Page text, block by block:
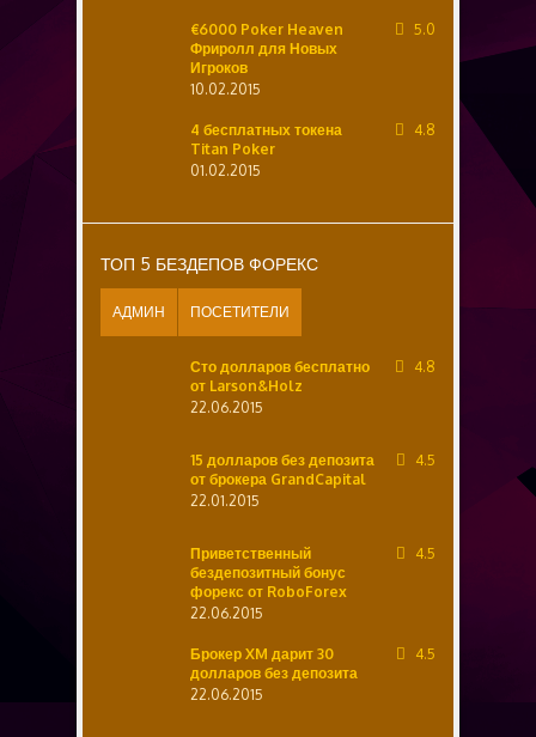
€6000 Poker Heaven
Фриролл для Новых
Игроков
10.02.2015
5.0
4 бесплатных токена
Titan Poker
01.02.2015
4.8
ТОП 5 БЕЗДЕПОВ ФОРЕКС
АДМИН ПОСЕТИТЕЛИ
Сто долларов бесплатно
от Larson&Holz
22.06.2015
4.8
15 долларов без депозита
от брокера GrandCapital
22.01.2015
4.5
Приветственный
бездепозитный бонус
форекс от RoboForex
22.06.2015
4.5
Брокер XM дарит 30
долларов без депозита
22.06.2015
4.5